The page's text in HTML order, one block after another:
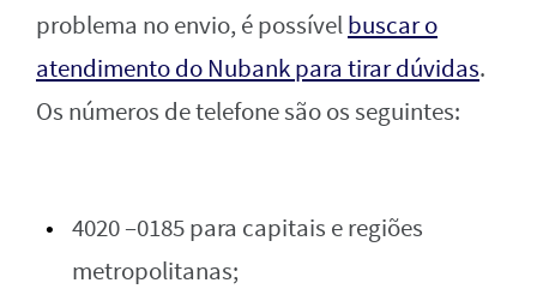
problema no envio, é possívelbuscar o
atendimento do Nubank para tirar dúvidas.
Os números de telefone são os seguintes:
4020 –0185 para capitais e regiões
metropolitanas;